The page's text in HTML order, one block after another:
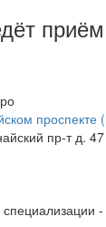
проспекте
пр-т д. 47
-